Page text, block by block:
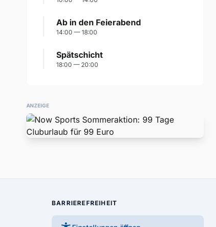
Ab in den Feierabend
14:00 — 18:00
Spätschicht
18:00 — 20:00
ANZEIGE
BARRIEREFREIHEIT